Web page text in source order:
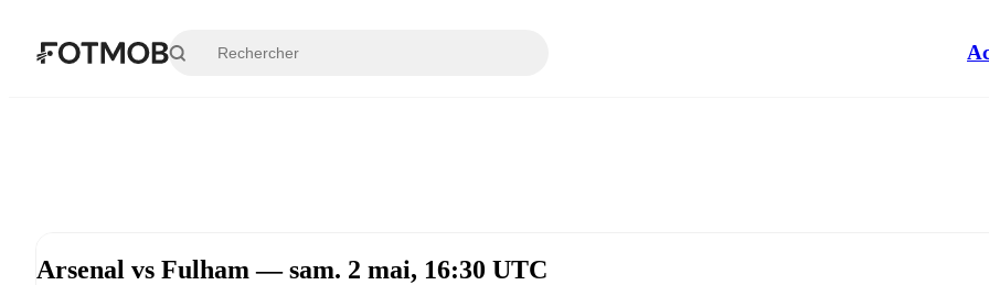
Arsenal vs Fulham — sam. 2 mai, 16:30 UTC